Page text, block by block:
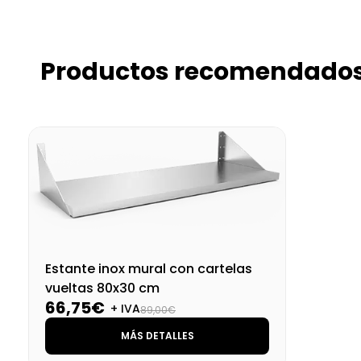
Productos
Estante inox mural con cartelas
vueltas 80x30 cm
66,75€ + IVA89,00€
MÁS DETALLES